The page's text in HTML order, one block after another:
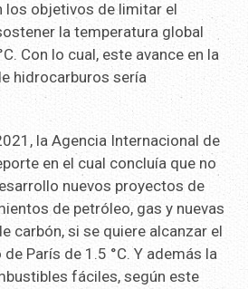
los objetivos de limitar el
la temperatura global
Con lo cual, este avance en la
hidrocarburos sería
la Agencia Internacional de
en el cual concluía que no
nuevos proyectos de
de petróleo, gas y nuevas
carbón, si se quiere alcanzar el
París de 1.5 °C. Y además la
fáciles, según este